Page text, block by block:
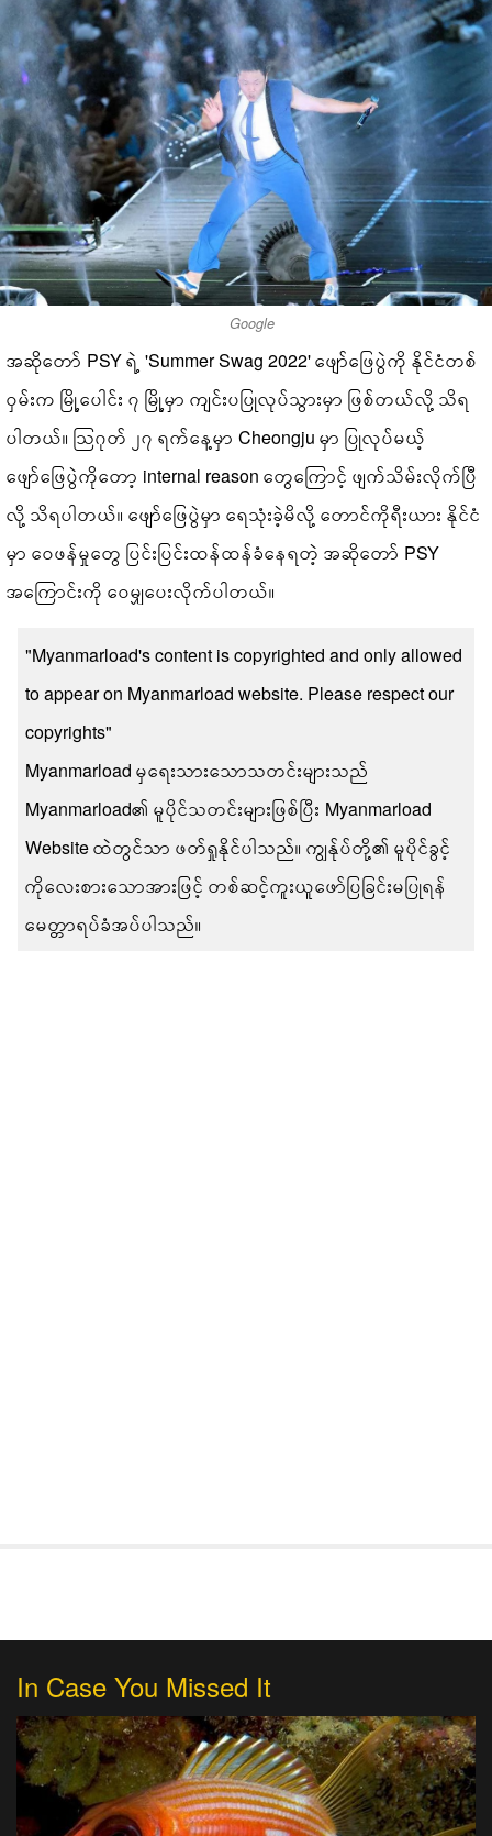
Google
အဆိုတော် PSY ရဲ့ 'Summer Swag 2022' ဖျော်ဖြေပွဲကို နိုင်ငံတစ်
ဝှမ်းက မြို့ပေါင်း ၇ မြို့မှာ ကျင်းပပြုလုပ်သွားမှာ ဖြစ်တယ်လို့ သိရ
ပါတယ်။ သြဂုတ် ၂၇ ရက်နေ့မှာ Cheongju မှာ ပြုလုပ်မယ့်
ဖျော်ဖြေပွဲကိုတော့ internal reason တွေကြောင့် ဖျက်သိမ်းလိုက်ပြီ
လို့ သိရပါတယ်။ ဖျော်ဖြေပွဲမှာ ရေသုံးခဲ့မိလို့ တောင်ကိုရီးယား နိုင်ငံ
မှာ ဝေဖန်မှုတွေ ပြင်းပြင်းထန်ထန်ခံနေရတဲ့ အဆိုတော် PSY
အကြောင်းကို ဝေမျှပေးလိုက်ပါတယ်။
"Myanmarload's content is copyrighted and only allowed
to appear on Myanmarload website. Please respect our
copyrights"
Myanmarload မှရေးသားသောသတင်းများသည်
Myanmarload၏ မူပိုင်သတင်းများဖြစ်ပြီး Myanmarload
Website ထဲတွင်သာ ဖတ်ရှုနိုင်ပါသည်။ ကျွန်ုပ်တို့၏ မူပိုင်ခွင့်
ကိုလေးစားသောအားဖြင့် တစ်ဆင့်ကူးယူဖော်ပြခြင်းမပြုရန်
မေတ္တာရပ်ခံအပ်ပါသည်။
In Case You Missed It